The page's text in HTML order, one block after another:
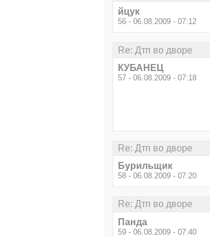
йцук
56 - 06.08.2009 - 07:12
Re: Дтп во дворе
КУБАНЕЦ
57 - 06.08.2009 - 07:18
Re: Дтп во дворе
Бурильщик
58 - 06.08.2009 - 07:20
Re: Дтп во дворе
Панда
59 - 06.08.2009 - 07:40